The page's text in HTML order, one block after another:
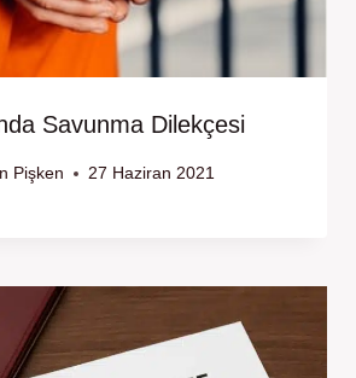
Savunma Dilekçesi
Pişken 27 Haziran 2021